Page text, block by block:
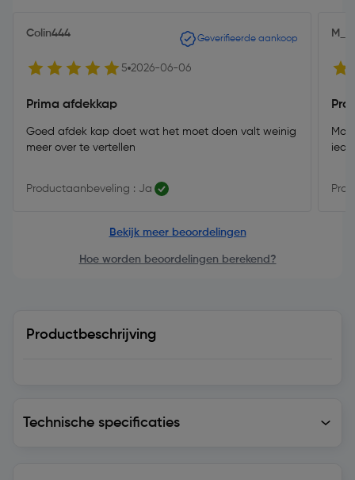
Colin444 Geverifieerde aankoop
5 2026-06-06
Prima afdekkap
Goed afdek kap doet wat het moet doen valt weinig
meer over te vertellen
Productaanbeveling : Ja
Bekijk meer beoordelingen
Hoe worden beoordelingen berekend?
Productbeschrijving
Technische specificaties